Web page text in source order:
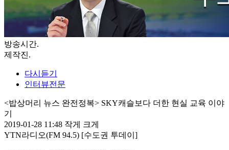
방송시간.
제작진.
다시듣기
인터뷰전문
<밥상머리 뉴스 완전정복> SKY캐슬보다 더한 현실 교육 이야
기
2019-01-28 11:48 작게
크게
YTN라디오(FM 94.5) [수도권 투데이]